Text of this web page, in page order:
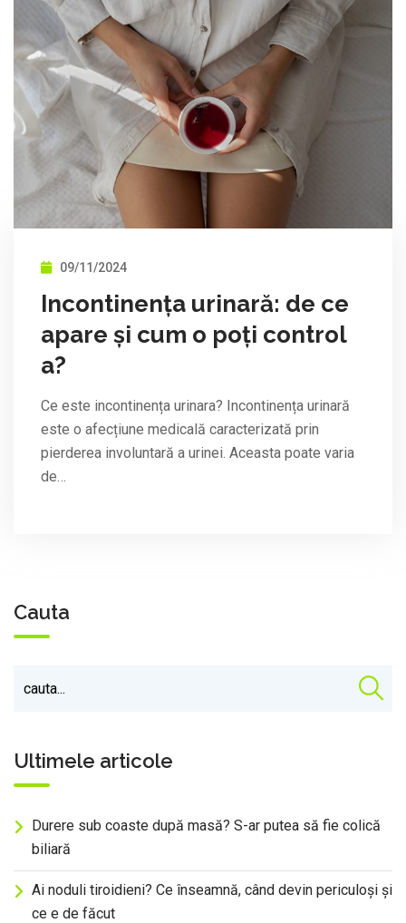
09/11/2024
Incontinența urinară: de ce
apare și cum o poți control
a?
Ce este incontinența urinara? Incontinența urinară
este o afecțiune medicală caracterizată prin
pierderea involuntară a urinei. Aceasta poate varia
de…
Cauta
Ultimele articole
Durere sub coaste după masă? S-ar putea să fie colică
biliară
Ai noduli tiroidieni? Ce înseamnă, când devin periculoși și
ce e de făcut